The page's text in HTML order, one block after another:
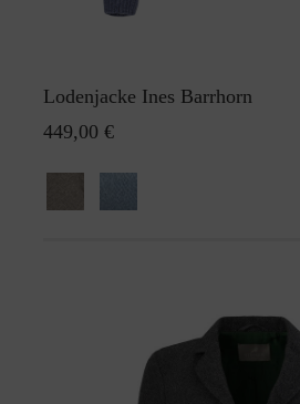
Lodenjacke Ines Barrhorn
449,00 €